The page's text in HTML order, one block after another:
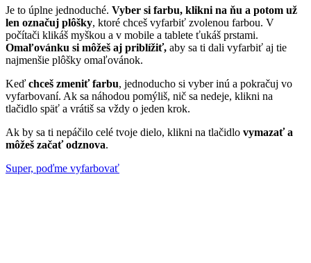
Je to úplne jednoduché. Vyber si farbu, klikni na ňu a potom už
len označuj plôšky, ktoré chceš vyfarbiť zvolenou farbou. V
počítači klikáš myškou a v mobile a tablete ťukáš prstami.
Omaľovánku si môžeš aj priblížiť, aby sa ti dali vyfarbiť aj tie
najmenšie plôšky omaľovánok.
Keď chceš zmeniť farbu, jednoducho si vyber inú a pokračuj vo
vyfarbovaní. Ak sa náhodou pomýliš, nič sa nedeje, klikni na
tlačidlo späť a vrátiš sa vždy o jeden krok.
Ak by sa ti nepáčilo celé tvoje dielo, klikni na tlačidlo vymazať a
môžeš začať odznova.
Super, poďme vyfarbovať